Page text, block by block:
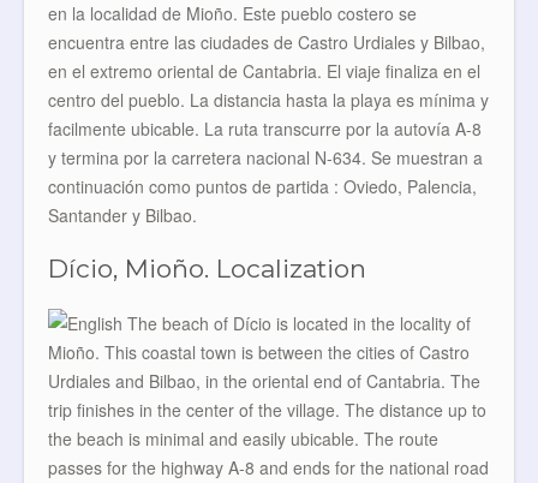
en la localidad de Mioño. Este pueblo costero se
encuentra entre las ciudades de Castro Urdiales y Bilbao,
en el extremo oriental de Cantabria. El viaje finaliza en el
centro del pueblo. La distancia hasta la playa es mínima y
facilmente ubicable. La ruta transcurre por la autovía A-8
y termina por la carretera nacional N-634. Se muestran a
continuación como puntos de partida : Oviedo, Palencia,
Santander y Bilbao.
Dício, Mioño. Localization
The beach of Dício is located in the locality of
Mioño. This coastal town is between the cities of Castro
Urdiales and Bilbao, in the oriental end of Cantabria. The
trip finishes in the center of the village. The distance up to
the beach is minimal and easily ubicable. The route
passes for the highway A-8 and ends for the national road